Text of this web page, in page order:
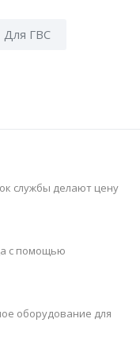
Для ГВС
службы делают цену
с помощью
оборудование для